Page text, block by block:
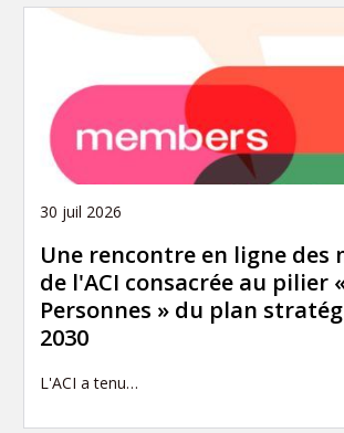
30 juil 2026
Une rencontre en ligne des
de l'ACI consacrée au pilier
Personnes » du plan
2030
L'ACI a tenu…